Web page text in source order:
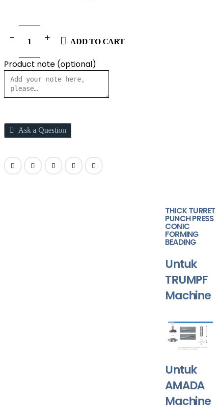
ADD TO CART
Product note (optional)
Ask a Question
THICK TURRET
PUNCH PRESS
CONIC
FORMING
BEADING
Untuk
TRUMPF
Machine
Untuk
AMADA
Machine